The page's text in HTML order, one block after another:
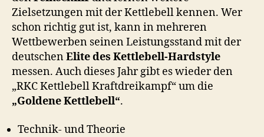
Zielsetzungen mit der Kettlebell kennen. Wer
schon richtig gut ist, kann in mehreren
Wettbewerben seinen Leistungsstand mit der
deutschenElite des Kettlebell-Hardstyle
messen. Auch dieses Jahr gibt es wieder den
„RKC Kettlebell Kraftdreikampf“ um die
„Goldene Kettlebell“.
Technik- und Theorie